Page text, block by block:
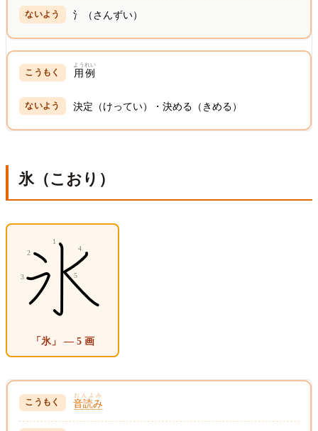
氵（さんずい）
用例
ようれい
決定（けってい）・決める（きめる）
氷（こおり）
「氷」 — 5 画
音読み
おんよみ